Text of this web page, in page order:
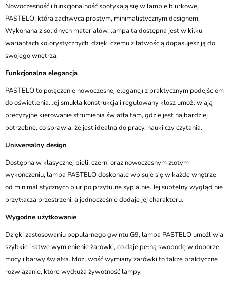
Pobranie:
Poczta Polska Kurier 48H - 16 zł
Kurier GLS - 20 zł
Przesyłka Gabarytowa - 35 zł
506 336 320
kontakt@ledstyl.pl
Nowoczesność i funkcjonalność spotykają się w lampie biurkowej
PASTELO, która zachwyca prostym, minimalistycznym designem.
Wykonana z solidnych materiałów, lampa ta dostępna jest w kilku
wariantach kolorystycznych, dzięki czemu z łatwością dopasujesz ją do
swojego wnętrza.
Funkcjonalna elegancja
PASTELO to połączenie nowoczesnej elegancji z praktycznym podejściem
do oświetlenia. Jej smukła konstrukcja i regulowany klosz umożliwiają
precyzyjne kierowanie strumienia światła tam, gdzie jest najbardziej
potrzebne, co sprawia, że jest idealna do pracy, nauki czy czytania.
Uniwersalny design
Dostępna w klasycznej bieli, czerni oraz nowoczesnym złotym
wykończeniu, lampa PASTELO doskonale wpisuje się w każde wnętrze –
od minimalistycznych biur po przytulne sypialnie. Jej subtelny wygląd nie
przytłacza przestrzeni, a jednocześnie dodaje jej charakteru.
Wygodne użytkowanie
Dzięki zastosowaniu popularnego gwintu G9, lampa PASTELO umożliwia
szybkie i łatwe wymienienie żarówki, co daje pełną swobodę w doborze
mocy i barwy światła. Możliwość wymiany żarówki to także praktyczne
rozwiązanie, które wydłuża żywotność lampy.